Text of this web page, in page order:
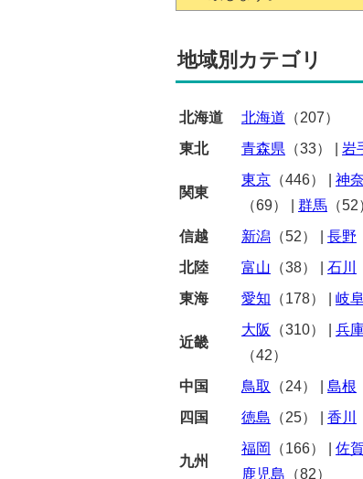
地域別カテゴリ
北海道 北海道 （207）
東北
青森県 （33） 岩
関東
東京 （446） 神奈
（69）
群馬 （52
信越
新潟 （52） 長野
北陸
富山 （38） 石川
東海
愛知 （178） 岐
近畿
大阪 （310） 兵
（42）
中国
鳥取 （24） 島根
四国
徳島 （25） 香川
九州
福岡 （166） 佐賀
鹿児島 （82）